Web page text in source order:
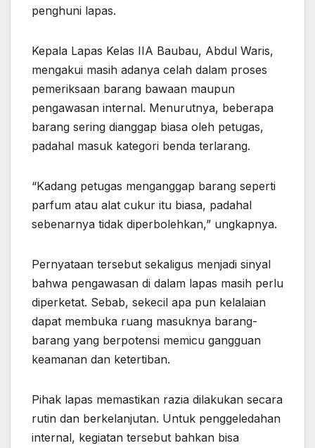
penghuni lapas.
Kepala Lapas Kelas IIA Baubau, Abdul Waris,
mengakui masih adanya celah dalam proses
pemeriksaan barang bawaan maupun
pengawasan internal. Menurutnya, beberapa
barang sering dianggap biasa oleh petugas,
padahal masuk kategori benda terlarang.
“Kadang petugas menganggap barang seperti
parfum atau alat cukur itu biasa, padahal
sebenarnya tidak diperbolehkan,” ungkapnya.
Pernyataan tersebut sekaligus menjadi sinyal
bahwa pengawasan di dalam lapas masih perlu
diperketat. Sebab, sekecil apa pun kelalaian
dapat membuka ruang masuknya barang-
barang yang berpotensi memicu gangguan
keamanan dan ketertiban.
Pihak lapas memastikan razia dilakukan secara
rutin dan berkelanjutan. Untuk penggeledahan
internal, kegiatan tersebut bahkan bisa